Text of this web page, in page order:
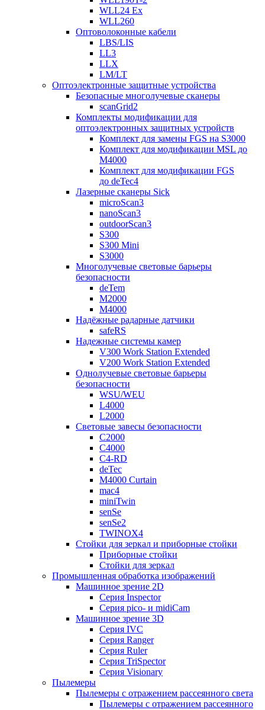
WLL24 Ex
WLL260
Оптоволоконные кабели
LBS/LIS
LL3
LLX
LM/LT
Оптоэлектронные защитные устройства
Безопасные многолучевые сканеры
scanGrid2
Комплекты модификации для
оптоэлектронных защитных устройств
Комплект для замены FGS на S3000
Комплект для модификации MSL до
M4000
Комплект для модификации FGS
до deTec4
Лазерные сканеры Sick
microScan3
nanoScan3
outdoorScan3
S300
S300 Mini
S3000
Многолучевые световые барьеры
безопасности
deTem
M2000
M4000
Надёжные радарные датчики
safeRS
Надежные системы камер
V300 Work Station Extended
V200 Work Station Extended
Однолучевые световые барьеры
безопасности
WSU/WEU
L4000
L2000
Световые завесы безопасности
C2000
C4000
C4-RD
deTec
M4000 Curtain
mac4
miniTwin
senSe
senSe2
TWINOX4
Стойки для зеркал и приборные стойки
Приборные стойки
Стойки для зеркал
Промышленная обработка изображений
Машинное зрение 2D
Серия Inspector
Серия pico- и midiCam
Машинное зрение 3D
Серия IVC
Серия Ranger
Серия Ruler
Серия TriSpector
Серия Visionary
Пылемеры
Пылемеры с отражением рассеянного света
Пылемеры с отражением рассеянного